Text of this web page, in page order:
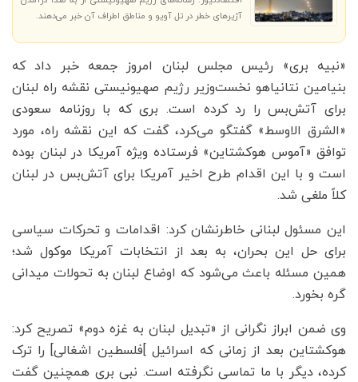
آژیرهای خطر در تل آویو و مناطق اطراف آن خبر می‌دهند.
«نبیه بری» رئیس مجلس لبنان امروز جمعه خبر داد که
بنیامین نتانیاهو نخست‌وزیر رژیم صهیونیستی نقشه راه لبنان
برای آتش‌بس را رد کرده است. بری که با روزنامه سعودی
«الشرق الاوسط» گفتگو می‌کرد، گفت که این نقشه راه، مورد
توافق «آموس هوکشتاین» فرستاده ویژه آمریکا در لبنان بوده
است و با این اقدام طرح اخیر آمریکا برای آتش‌بس در لبنان
کلاً ملغی شد.
این مسئول لبنانی خاطرنشان کرد: اقدامات و تحرکات سیاسی
برای حل این بحران، به بعد از انتخابات آمریکا موکول شد؛
همین مسئله باعث می‌شود که اوضاع لبنان به تحولات میدانی
گره بخورد.
وی ضمن ابراز نگرانی از «تبدیل لبنان به غزه دوم» تصریح کرد:
هوکشتاین بعد از زمانی که اسرائیل ]فلسطین اشغالی] را ترک
کرده، دیگر با ما تماسی نگرفته است. نبی بری همچنین گفت